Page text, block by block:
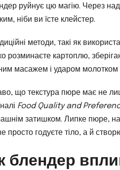
руйнує цю магію. Через
ніби ви їсте клейстер.
методи, такі як
розминаєте картоплю,
масажем і ударом
що текстура пюре має не
Food Quality and
затишком. Липке пюре,
просто годуєте тіло, а й
блендер